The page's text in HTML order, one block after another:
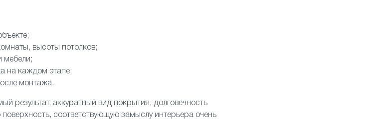
высоты потолков;
мебели;
на каждом этапе;
монтажа.
результат, аккуратный вид покрытия, долговечность
соответствующую замыслу интерьера очень